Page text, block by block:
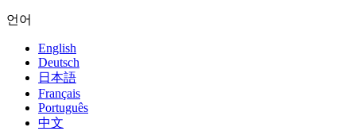
언어
English
Deutsch
日本語
Français
Português
中文